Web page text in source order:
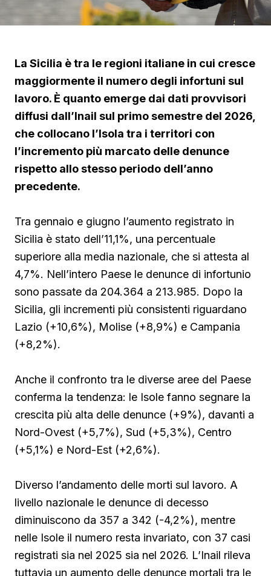
La Sicilia è tra le regioni italiane in cui cresce
maggiormente il numero degli infortuni sul
lavoro. È quanto emerge dai dati provvisori
diffusi dall’Inail sul primo semestre del 2026,
che collocano l’Isola tra i territori con
l’incremento più marcato delle denunce
rispetto allo stesso periodo dell’anno
precedente.
Tra gennaio e giugno l’aumento registrato in
Sicilia è stato dell’11,1%, una percentuale
superiore alla media nazionale, che si attesta al
4,7%. Nell’intero Paese le denunce di infortunio
sono passate da 204.364 a 213.985. Dopo la
Sicilia, gli incrementi più consistenti riguardano
Lazio (+10,6%), Molise (+8,9%) e Campania
(+8,2%).
Anche il confronto tra le diverse aree del Paese
conferma la tendenza: le Isole fanno segnare la
crescita più alta delle denunce (+9%), davanti a
Nord-Ovest (+5,7%), Sud (+5,3%), Centro
(+5,1%) e Nord-Est (+2,6%).
Diverso l’andamento delle morti sul lavoro. A
livello nazionale le denunce di decesso
diminuiscono da 357 a 342 (-4,2%), mentre
nelle Isole il numero resta invariato, con 37 casi
registrati sia nel 2025 sia nel 2026. L’Inail rileva
tuttavia un aumento delle denunce mortali tra le